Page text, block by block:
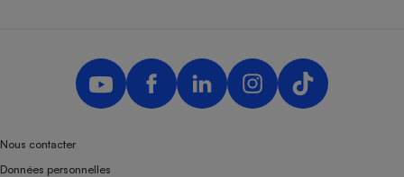
Nous contacter
Données personnelles